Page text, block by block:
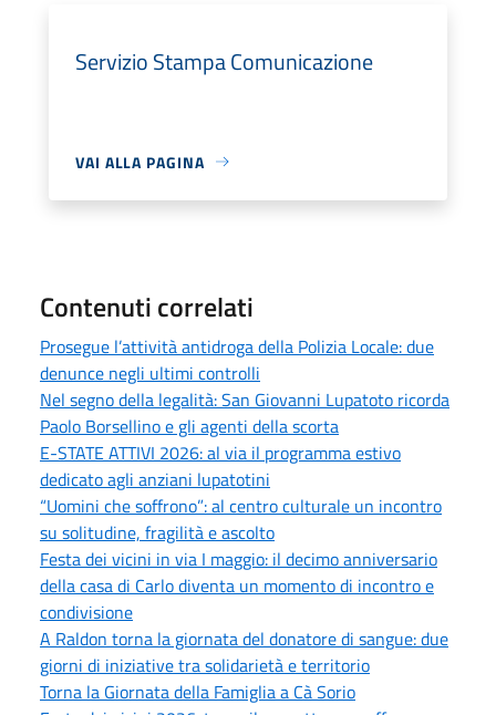
Servizio Stampa Comunicazione
VAI ALLA PAGINA
Contenuti correlati
Prosegue l’attività antidroga della Polizia Locale: due
denunce negli ultimi controlli
Nel segno della legalità: San Giovanni Lupatoto ricorda
Paolo Borsellino e gli agenti della scorta
E-STATE ATTIVI 2026: al via il programma estivo
dedicato agli anziani lupatotini
“Uomini che soffrono”: al centro culturale un incontro
su solitudine, fragilità e ascolto
Festa dei vicini in via I maggio: il decimo anniversario
della casa di Carlo diventa un momento di incontro e
condivisione
A Raldon torna la giornata del donatore di sangue: due
giorni di iniziative tra solidarietà e territorio
Torna la Giornata della Famiglia a Cà Sorio